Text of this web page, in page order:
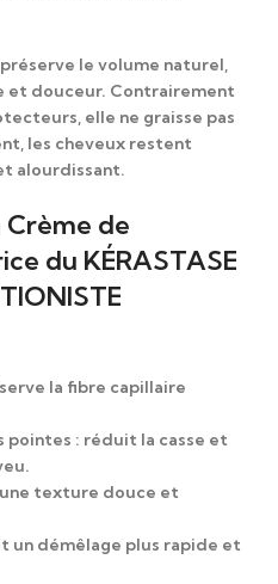
préserve le volume naturel,
et douceur. Contrairement
elle ne graisse pas
les cheveux restent
alourdissant.
Crème de
du KÉRASTASE
la fibre capillaire
pointes : réduit la casse et
texture douce et
un démêlage plus rapide et